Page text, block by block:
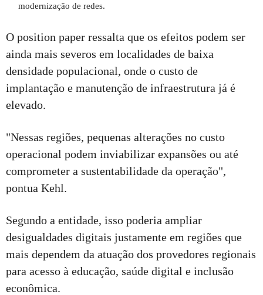
modernização de redes.
O position paper ressalta que os efeitos podem ser
ainda mais severos em localidades de baixa
densidade populacional, onde o custo de
implantação e manutenção de infraestrutura já é
elevado.
"Nessas regiões, pequenas alterações no custo
operacional podem inviabilizar expansões ou até
comprometer a sustentabilidade da operação",
pontua Kehl.
Segundo a entidade, isso poderia ampliar
desigualdades digitais justamente em regiões que
mais dependem da atuação dos provedores regionais
para acesso à educação, saúde digital e inclusão
econômica.